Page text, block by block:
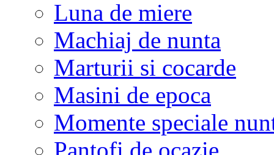
Luna de miere
Machiaj de nunta
Marturii si cocarde
Masini de epoca
Momente speciale
Pantofi de ocazie